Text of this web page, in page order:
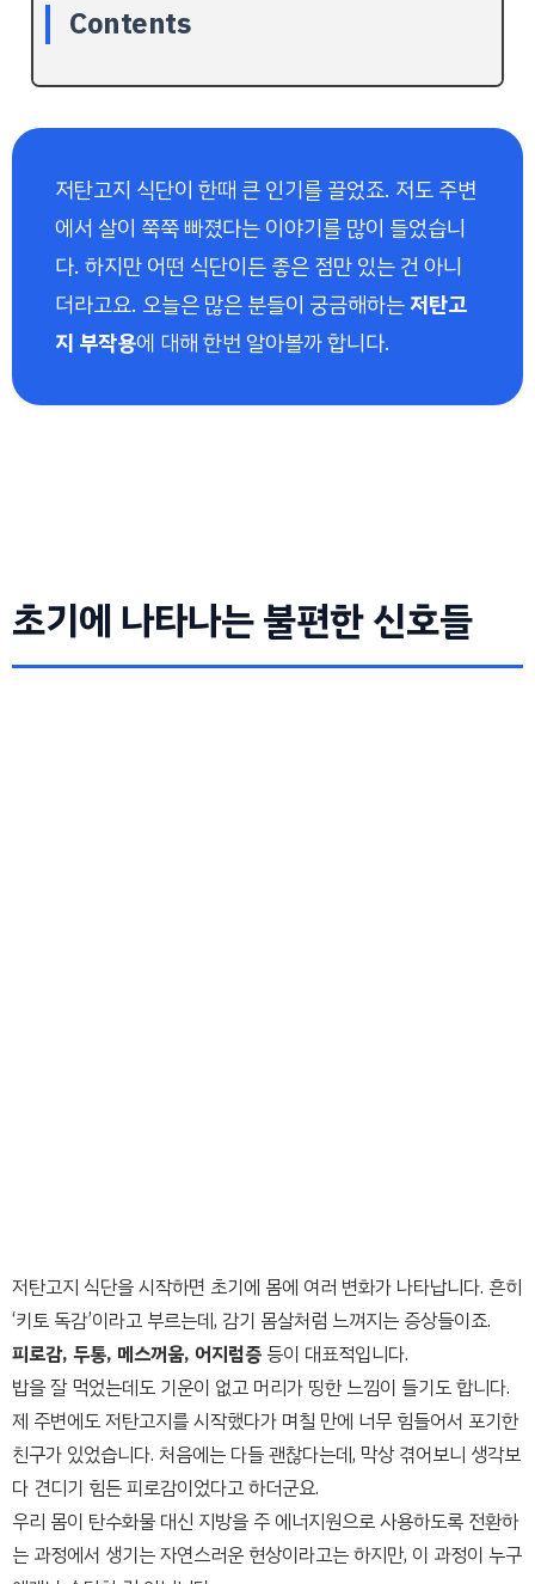
Contents
저탄고지 식단이 한때 큰 인기를 끌었죠. 저도 주변
에서 살이 쭉쭉 빠졌다는 이야기를 많이 들었습니
다. 하지만 어떤 식단이든 좋은 점만 있는 건 아니
더라고요. 오늘은 많은 분들이 궁금해하는저탄고
지 부작용에 대해 한번 알아볼까 합니다.
초기에 나타나는 불편한 신호들
저탄고지 식단을 시작하면 초기에 몸에 여러 변화가 나타납니다. 흔히
‘키토 독감’이라고 부르는데, 감기 몸살처럼 느껴지는 증상들이죠.
피로감, 두통, 메스꺼움, 어지럼증 등이 대표적입니다.
밥을 잘 먹었는데도 기운이 없고 머리가 띵한 느낌이 들기도 합니다.
제 주변에도 저탄고지를 시작했다가 며칠 만에 너무 힘들어서 포기한
친구가 있었습니다. 처음에는 다들 괜찮다는데, 막상 겪어보니 생각보
다 견디기 힘든 피로감이었다고 하더군요.
우리 몸이 탄수화물 대신 지방을 주 에너지원으로 사용하도록 전환하
는 과정에서 생기는 자연스러운 현상이라고는 하지만, 이 과정이 누구